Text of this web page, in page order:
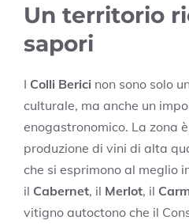
Un territorio
sapori
I Colli Berici non sono solo
culturale, ma anche un
enogastronomico. La zona
produzione di vini di alta
che si esprimono al meglio
il Cabernet, il Merlot, il
vitigno autoctono che il